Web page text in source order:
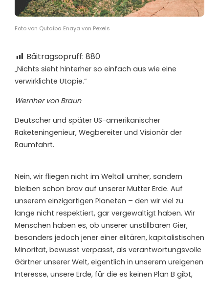
Foto von Qutaiba Enaya von Pexels
Bäitragsopruff: 880
„Nichts sieht hinterher so einfach aus wie eine
verwirklichte Utopie.“
Wernher von Braun
Deutscher und später US-amerikanischer
Raketeningenieur, Wegbereiter und Visionär der
Raumfahrt.
Nein, wir fliegen nicht im Weltall umher, sondern
bleiben schön brav auf unserer Mutter Erde. Auf
unserem einzigartigen Planeten – den wir viel zu
lange nicht respektiert, gar vergewaltigt haben. Wir
Menschen haben es, ob unserer unstillbaren Gier,
besonders jedoch jener einer elitären, kapitalistischen
Minorität, bewusst verpasst, als verantwortungsvolle
Gärtner unserer Welt, eigentlich in unserem ureigenen
Interesse, unsere Erde, für die es keinen Plan B gibt,